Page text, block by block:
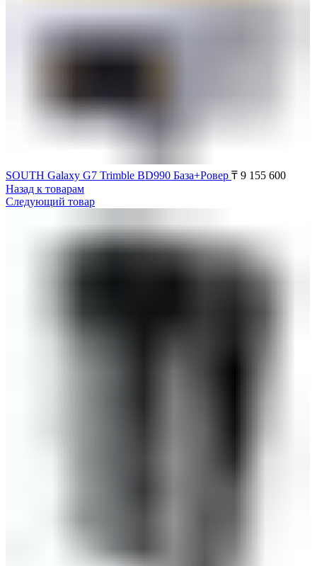
SOUTH Galaxy G7 Trimble BD990 База+Ровер ₸ 9 155 600
Назад к товарам
Следующий товар